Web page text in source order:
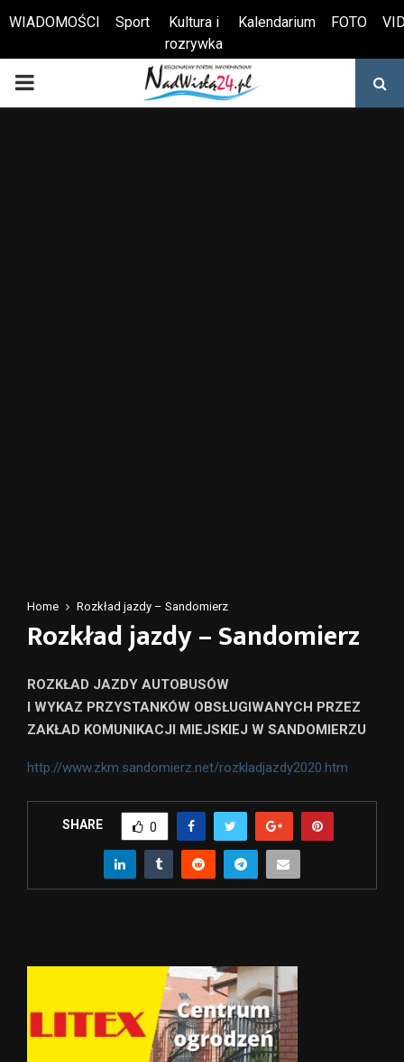
Otwórz pasek narzędzi
WIADOMOŚCI Sport
Kultura i
rozrywka
Kalendarium FOTO
PRIMARY
Home Rozkład jazdy – Sandomierz
Rozkład jazdy – Sandomierz
ROZKŁAD JAZDY AUTOBUSÓW
I WYKAZ PRZYSTANKÓW OBSŁUGIWANYCH PRZEZ
ZAKŁAD KOMUNIKACJI MIEJSKIEJ W SANDOMIERZU
http://www.zkm.sandomierz.net/rozkladjazdy2020.htm
SHARE 0